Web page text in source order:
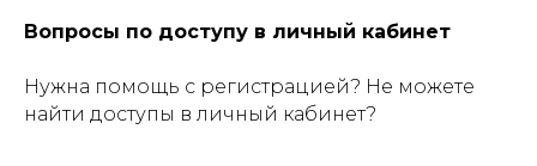
Вопросы по доступу в личный кабинет
Нужна помощь с регистрацией? Не можете
найти доступы в личный кабинет?